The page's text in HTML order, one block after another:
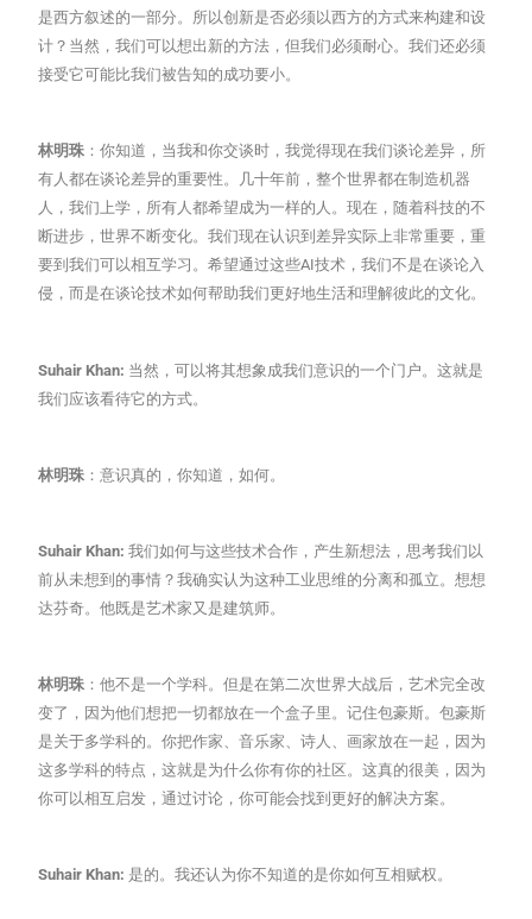
是西方叙述的一部分。所以创新是否必须以西方的方式来构建和设
计？当然，我们可以想出新的方法，但我们必须耐心。我们还必须
接受它可能比我们被告知的成功要小。
林明珠 ：你知道，当我和你交谈时，我觉得现在我们谈论差异，所
有人都在谈论差异的重要性。几十年前，整个世界都在制造机器
人，我们上学，所有人都希望成为一样的人。现在，随着科技的不
断进步，世界不断变化。我们现在认识到差异实际上非常重要，重
要到我们可以相互学习。希望通过这些AI技术，我们不是在谈论入
侵，而是在谈论技术如何帮助我们更好地生活和理解彼此的文化。
Suhair Khan: 当然，可以将其想象成我们意识的一个门户。这就是
我们应该看待它的方式。
林明珠 ：意识真的，你知道，如何。
Suhair Khan:我们如何与这些技术合作，产生新想法，思考我们以
前从未想到的事情？我确实认为这种工业思维的分离和孤立。想想
达芬奇。他既是艺术家又是建筑师。
林明珠 ：他不是一个学科。但是在第二次世界大战后，艺术完全改
变了，因为他们想把一切都放在一个盒子里。记住包豪斯。包豪斯
是关于多学科的。你把作家、音乐家、诗人、画家放在一起，因为
这多学科的特点，这就是为什么你有你的社区。这真的很美，因为
你可以相互启发，通过讨论，你可能会找到更好的解决方案。
Suhair Khan: 是的。我还认为你不知道的是你如何互相赋权。